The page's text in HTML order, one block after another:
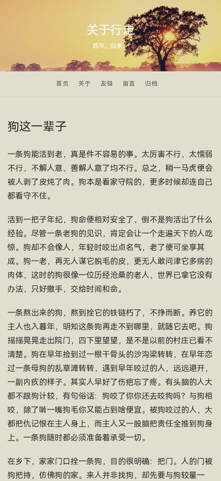
关于行走
陈年。旧事。
首页 关于 友链 留言 归档
狗这一辈子
一条狗能活到老，真是件不容易的事。太厉害不行，太懦弱
不行，不解人意、善解人意了均不行。总之，稍一马虎便会
被人剥了皮炖了肉。狗本是看家守院的，更多时候却连自己
都看守不住。
活到一把子年纪，狗命便相对安全了，倒不是狗活出了什么
经验。尽管一条老狗的见识，肯定会让一个走遍天下的人吃
惊。狗却不会像人，年轻时咬出点名气，老了便可坐享其
成。狗一老，再无人谋它脱毛的皮，更无人敢问津它多病的
肉体，这时的狗很像一位历经沧桑的老人，世界已拿它没有
办法，只好撒手，交给时间和命。
一条熬出来的狗，熬到拴它的铁链朽了，不挣而断。养它的
主人也入暮年，明知这条狗再走不到哪里，就随它去吧。狗
摇摇晃晃走出院门，四下里望望，是不是以前的村庄已看不
清楚。狗在早年捡到过一根干骨头的沙沟梁转转，在早年恋
过一条母狗的乱草滩转转，遇到早年咬过的人，远远避开，
一副内疚的样子。其实人早好了伤疤忘了疼。有头脑的人大
都不跟狗计较，有句俗话：狗咬了你你还去咬狗吗？与狗相
咬，除了啃一嘴狗毛你又能占到啥便宜。被狗咬过的人，大
都把仇记恨在主人身上，而主人又一股脑把责任全推到狗身
上。一条狗随时都必须准备着承受一切。
在乡下，家家门口拴一条狗，目的很明确：把门。人的门被
狗把持，仿佛狗的家。来人并非找狗，却先要与狗较量一